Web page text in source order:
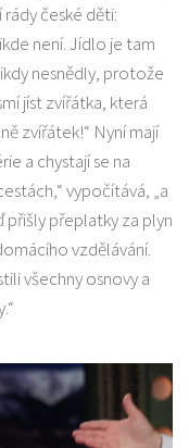
české děti:
není. Jídlo je tam
nesnědly, protože
jíst zvířátka, která
zvířátek!“ Nyní mají
a chystají se na
vypočítává, „a
přišly přeplatky za plyn
vzdělávání.
všechny osnovy a